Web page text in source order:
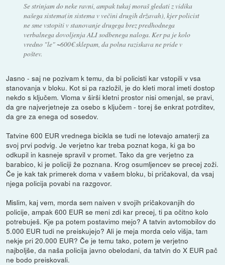
Se strinjam do neke ravni, ampak tukaj moraš gledati z vidika
našega sistema(in sistema v večini drugih državah), kjer policist
ne sme vstopiti v stanovanje drugega brez predhodnega
verbalnega dovoljenja ALI sodbenega naloga. Ker pa je kolo
vredno "le" ~600€ sklepam, da polna raziskava ne pride v
poštev.
Jasno - saj ne pozivam k temu, da bi policisti kar vstopili v vsa
stanovanja v bloku. Kot si pa razložil, je do kleti moral imeti dostop
nekdo s ključem. Vloma v širši kletni prostor nisi omenjal, se pravi,
da gre najverjetneje za osebo s ključem - torej še enkrat potrditev,
da gre za enega od sosedov.
Tatvine 600 EUR vrednega bicikla se tudi ne lotevajo amaterji za
svoj prvi podvig. Je verjetno kar treba poznat koga, ki ga bo
odkupil in kasneje spravil v promet. Tako da gre verjetno za
barabico, ki je policiji že poznana. Krog osumljencev se precej zoži.
Če je kak tak primerek doma v vašem bloku, bi pričakoval, da vsaj
njega policija povabi na razgovor.
Mislim, kaj vem, morda sem naiven v svojih pričakovanjih do
policije, ampak 600 EUR se meni zdi kar precej, ti pa očitno kolo
potrebuješ. Kje pa potem postavimo mejo? A tatvin avtomobilov do
5.000 EUR tudi ne preiskujejo? Ali je meja morda celo višja, tam
nekje pri 20.000 EUR? Če je temu tako, potem je verjetno
najboljše, da naša policija javno obelodani, da tatvin do X EUR pač
ne bodo preiskovali.